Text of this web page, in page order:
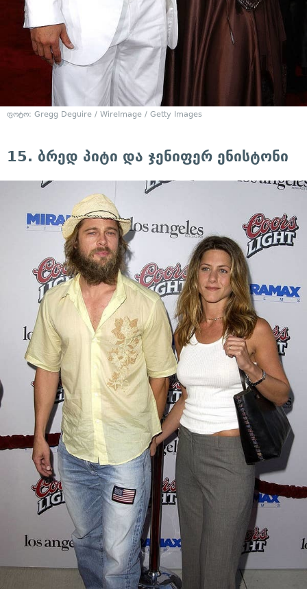
ფოტო: Gregg Deguire / WireImage / Getty Images
15. ბრედ პიტი და ჯენიფერ ენისტონი